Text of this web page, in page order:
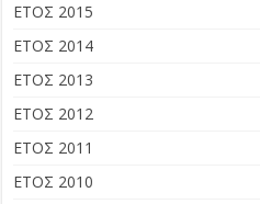
ΕΤΟΣ 2015
ΕΤΟΣ 2014
ΕΤΟΣ 2013
ΕΤΟΣ 2012
ΕΤΟΣ 2011
ΕΤΟΣ 2010